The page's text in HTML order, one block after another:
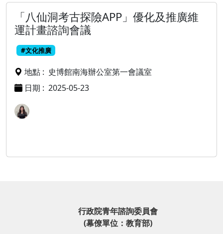
「八仙洞考古探險APP」優化及推廣維
運計畫諮詢會議
#文化推廣
地點 : 史博館南海辦公室第一會議室
日期 : 2025-05-23
行政院青年諮詢委員會
(幕僚單位：教育部)